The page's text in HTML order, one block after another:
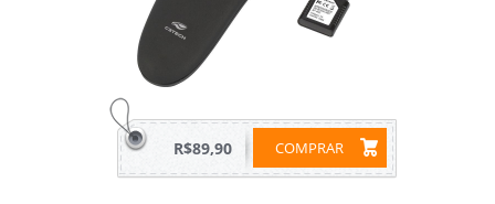
COMPRAR
R$89,90